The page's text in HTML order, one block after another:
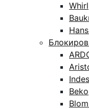
Beko